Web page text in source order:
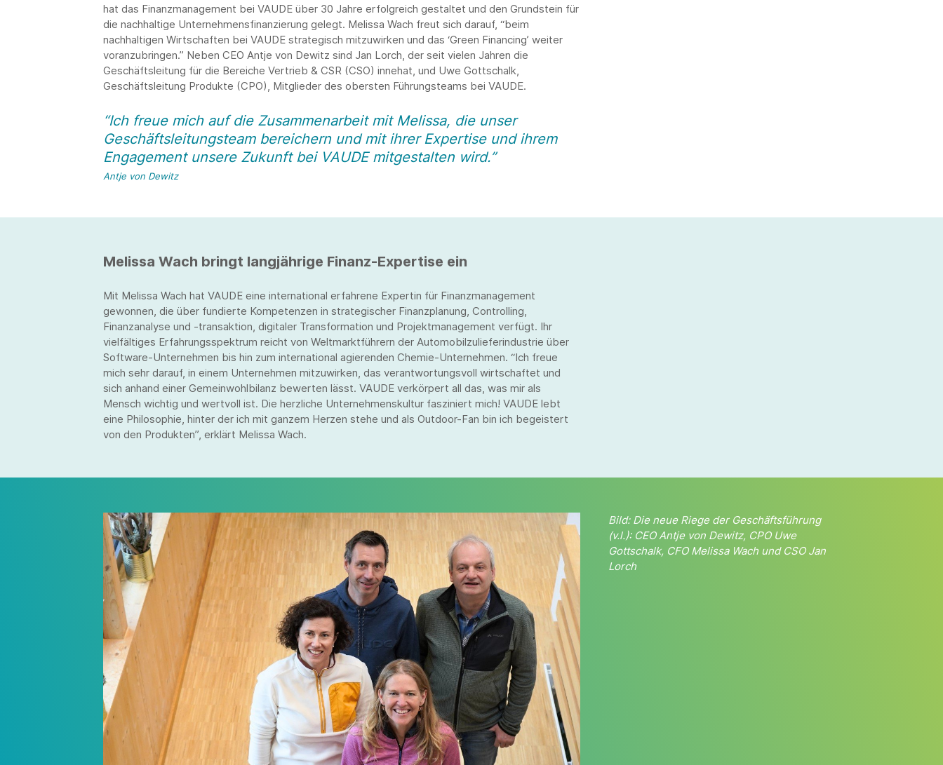
hat das Finanzmanagement bei VAUDE über 30 Jahre erfolgreich gestaltet und den Grundstein für
die nachhaltige Unternehmensfinanzierung gelegt. Melissa Wach freut sich darauf, “beim
nachhaltigen Wirtschaften bei VAUDE strategisch mitzuwirken und das ‘Green Financing’ weiter
voranzubringen.” Neben CEO Antje von Dewitz sind Jan Lorch, der seit vielen Jahren die
Geschäftsleitung für die Bereiche Vertrieb & CSR (CSO) innehat, und Uwe Gottschalk,
Geschäftsleitung Produkte (CPO), Mitglieder des obersten Führungsteams bei VAUDE.
“Ich freue mich auf die Zusammenarbeit mit Melissa, die unser
Geschäftsleitungsteam bereichern und mit ihrer Expertise und ihrem
Engagement unsere Zukunft bei VAUDE mitgestalten wird.”
Antje von Dewitz
Melissa Wach bringt langjährige Finanz-Expertise ein
Mit Melissa Wach hat VAUDE eine international erfahrene Expertin für Finanzmanagement
gewonnen, die über fundierte Kompetenzen in strategischer Finanzplanung, Controlling,
Finanzanalyse und -transaktion, digitaler Transformation und Projektmanagement verfügt. Ihr
vielfältiges Erfahrungsspektrum reicht von Weltmarktführern der Automobilzulieferindustrie über
Software-Unternehmen bis hin zum international agierenden Chemie-Unternehmen. “Ich freue
mich sehr darauf, in einem Unternehmen mitzuwirken, das verantwortungsvoll wirtschaftet und
sich anhand einer Gemeinwohlbilanz bewerten lässt. VAUDE verkörpert all das, was mir als
Mensch wichtig und wertvoll ist. Die herzliche Unternehmenskultur fasziniert mich! VAUDE lebt
eine Philosophie, hinter der ich mit ganzem Herzen stehe und als Outdoor-Fan bin ich begeistert
von den Produkten”, erklärt Melissa Wach.
Bild: Die neue Riege der Geschäftsführung
(v.l.): CEO Antje von Dewitz, CPO Uwe
Gottschalk, CFO Melissa Wach und CSO Jan
Lorch